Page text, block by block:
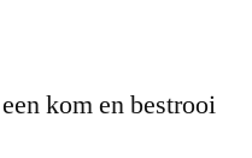
kom en bestrooi